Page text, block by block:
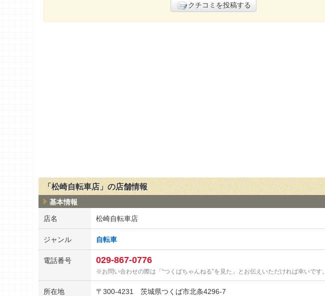
クチコミを投稿する
「松崎自転車店」の店舗情報
基本情報
店名 松崎自転車店
ジャンル 自転車
電話番号 029-867-0776
お問い合わせの際は「“つくばちゃんねる”を見た」とお伝えいただければ幸いです。
所在地 〒 300-4231 茨城県つくば市北条4296-7